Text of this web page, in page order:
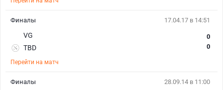
17.04.17 в 14:51
VG
TBD
0
0
Перейти на матч
Финалы
28.09.14 в 11:00
Финалы